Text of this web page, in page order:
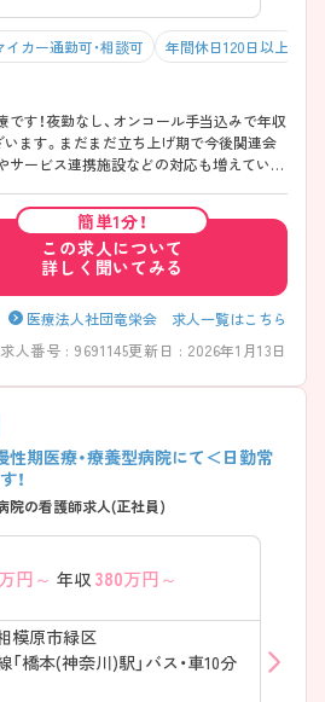
イカー通勤可・相談可 年間休日120日以上
す！夜勤なし、オンコール手当込みで年収
ます。まだまだ立ち上げ期で今後関連会
サービス連携施設などの対応も増えていく
、医療事務2名の体制を予定しておりま
リーダー希望者、訪問診療に興味がある
問合せください。
簡単1分！
この求人について
詳しく聞いてみる
医療法人社団竜栄会 求人一覧はこちら
求人番号 : 9691145更新日 : 2026年1月13日
性期医療・療養型病院にて＜日勤常
！
の看護師求人(正社員)
万円～ 年収 380万円～
模原市緑区
「橋本(神奈川)駅」バス・車10分